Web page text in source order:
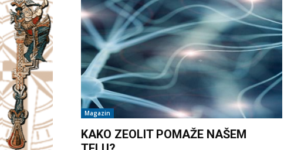
Magazin
KAKO ZEOLIT POMAŽE NAŠEM